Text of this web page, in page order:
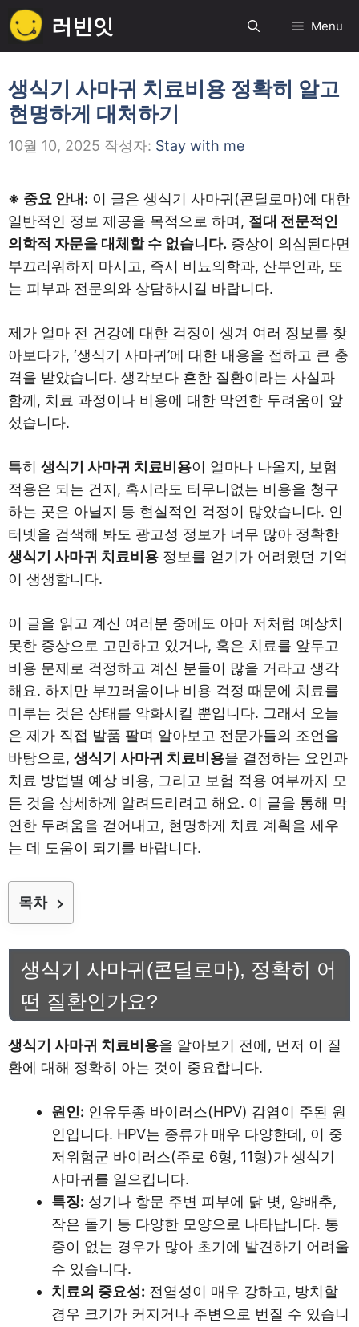
텐
츠
로
건
너
뛰
러빈잇 Menu
생식기 사마귀 치료비용 정확히 알고
현명하게 대처하기
10월 10, 2025 작성자: Stay with me
※ 중요 안내: 이 글은 생식기 사마귀(콘딜로마)에 대한
일반적인 정보 제공을 목적으로 하며, 절대 전문적인
의학적 자문을 대체할 수 없습니다. 증상이 의심된다면
부끄러워하지 마시고, 즉시 비뇨의학과, 산부인과, 또
는 피부과 전문의와 상담하시길 바랍니다.
제가 얼마 전 건강에 대한 걱정이 생겨 여러 정보를 찾
아보다가, ‘생식기 사마귀’에 대한 내용을 접하고 큰 충
격을 받았습니다. 생각보다 흔한 질환이라는 사실과
함께, 치료 과정이나 비용에 대한 막연한 두려움이 앞
섰습니다.
특히 생식기 사마귀 치료비용이 얼마나 나올지, 보험
적용은 되는 건지, 혹시라도 터무니없는 비용을 청구
하는 곳은 아닐지 등 현실적인 걱정이 많았습니다. 인
터넷을 검색해 봐도 광고성 정보가 너무 많아 정확한
생식기 사마귀 치료비용 정보를 얻기가 어려웠던 기억
이 생생합니다.
이 글을 읽고 계신 여러분 중에도 아마 저처럼 예상치
못한 증상으로 고민하고 있거나, 혹은 치료를 앞두고
비용 문제로 걱정하고 계신 분들이 많을 거라고 생각
해요. 하지만 부끄러움이나 비용 걱정 때문에 치료를
미루는 것은 상태를 악화시킬 뿐입니다. 그래서 오늘
은 제가 직접 발품 팔며 알아보고 전문가들의 조언을
바탕으로, 생식기 사마귀 치료비용을 결정하는 요인과
치료 방법별 예상 비용, 그리고 보험 적용 여부까지 모
든 것을 상세하게 알려드리려고 해요. 이 글을 통해 막
연한 두려움을 걷어내고, 현명하게 치료 계획을 세우
는 데 도움이 되기를 바랍니다.
목차
생식기 사마귀(콘딜로마), 정확히 어
떤 질환인가요?
생식기 사마귀 치료비용을 알아보기 전에, 먼저 이 질
환에 대해 정확히 아는 것이 중요합니다.
원인: 인유두종 바이러스(HPV) 감염이 주된 원
인입니다. HPV는 종류가 매우 다양한데, 이 중
저위험군 바이러스(주로 6형, 11형)가 생식기
사마귀를 일으킵니다.
특징: 성기나 항문 주변 피부에 닭 볏, 양배추,
작은 돌기 등 다양한 모양으로 나타납니다. 통
증이 없는 경우가 많아 초기에 발견하기 어려울
수 있습니다.
치료의 중요성: 전염성이 매우 강하고, 방치할
경우 크기가 커지거나 주변으로 번질 수 있습니